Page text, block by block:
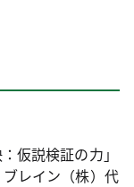
仮説検証の力」
レイン（株）代